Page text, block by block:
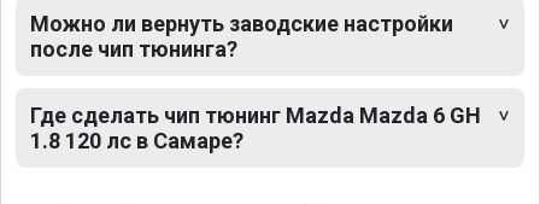
Можно ли вернуть заводские настройки
после чип тюнинга?
Где сделать чип тюнинг Mazda Mazda 6 GH
1.8 120 лс в Самаре?